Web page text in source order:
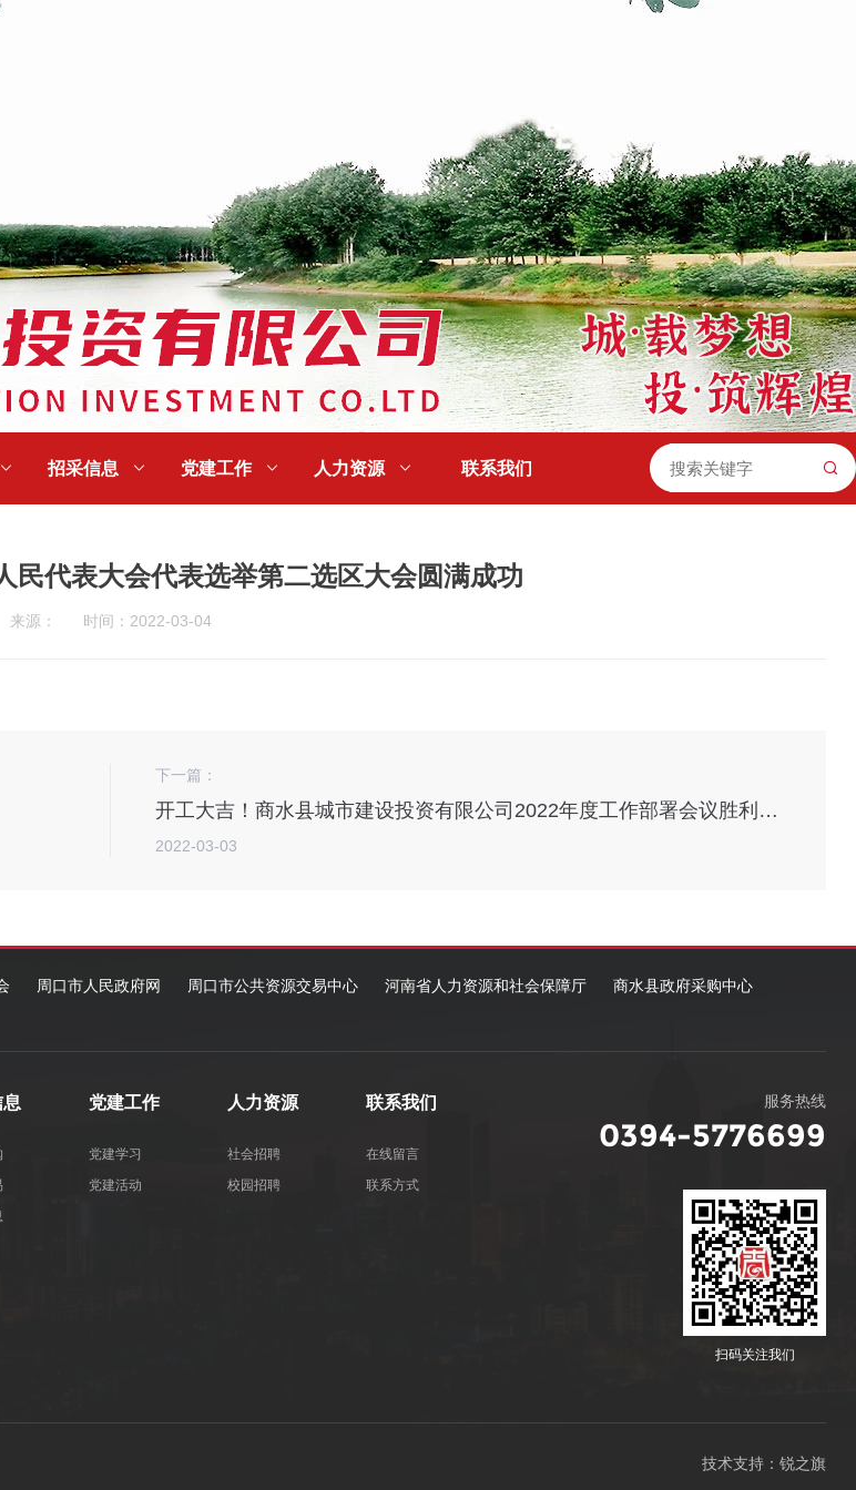
 招采信息  党建工作  人力资源  联系我们 
民代表大会代表选举第二选区大会圆满成功
来源： 时间：2022-03-04
下一篇：
开工大吉！商水县城市建设投资有限公司2022年度工作部署会议胜利召开
2022-03-03
周口市人民政府网 周口市公共资源交易中心 河南省人力资源和社会保障厅 商水县政府采购中心
党建工作
党建学习
党建活动
人力资源
社会招聘
校园招聘
联系我们
在线留言
联系方式
服务热线
0394-5776699
扫码关注我们
技术支持：锐之旗